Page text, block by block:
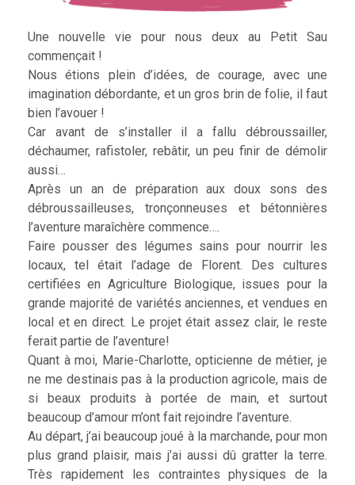
Une nouvelle vie pour nous deux au Petit Sau
commençait !
Nous étions plein d’idées, de courage, avec une
imagination débordante, et un gros brin de folie, il faut
bien l’avouer !
Car avant de s’installer il a fallu débroussailler,
déchaumer, rafistoler, rebâtir, un peu finir de démolir
aussi…
Après un an de préparation aux doux sons des
débroussailleuses, tronçonneuses et bétonnières
l’aventure maraîchère commence….
Faire pousser des légumes sains pour nourrir les
locaux, tel était l’adage de Florent. Des cultures
certifiées en Agriculture Biologique, issues pour la
grande majorité de variétés anciennes, et vendues en
local et en direct. Le projet était assez clair, le reste
ferait partie de l’aventure!
Quant à moi, Marie-Charlotte, opticienne de métier, je
ne me destinais pas à la production agricole, mais de
si beaux produits à portée de main, et surtout
beaucoup d’amour m’ont fait rejoindre l’aventure.
Au départ, j’ai beaucoup joué à la marchande, pour mon
plus grand plaisir, mais j’ai aussi dû gratter la terre.
Très rapidement les contraintes physiques de la